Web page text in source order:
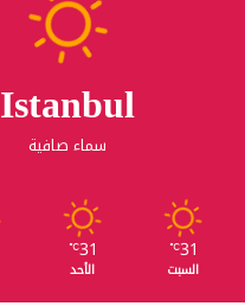
Istanbul
سماء صافية
31
℃
السبت
31
℃
الأحد